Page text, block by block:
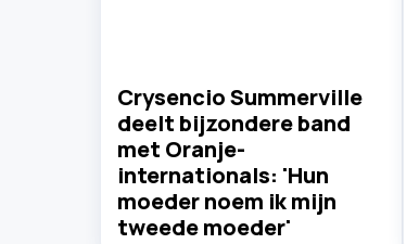
Crysencio Summerville
deelt bijzondere band
met Oranje-
internationals: 'Hun
moeder noem ik mijn
tweede moeder'